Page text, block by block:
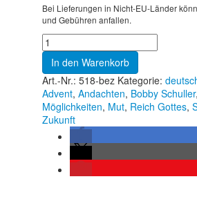
Bei Lieferungen in Nicht-EU-Länder
und Gebühren anfallen.
In den Warenkorb
Art.-Nr.: 518-bez Kategorie:
Advent, Andachten, Bobby Schuller,
Möglichkeiten, Mut, Reich Gottes,
Zukunft